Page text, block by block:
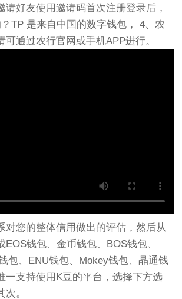
请好友使用邀请码首次注册登录后，
TP 是来自中国的数字钱包， 4、农
可通过农行官网或手机APP进行。
对您的整体信用做出的评估，然后从
EOS钱包、金币钱包、BOS钱包、
包、ENU钱包、Mokey钱包、晶通钱
一支持使用K豆的平台，选择下方选
。